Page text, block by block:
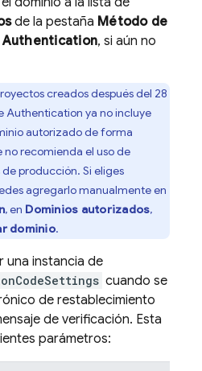
de la pestaña Método de
Authentication, si aún no
creados después del 28
Authentication ya no incluye
autorizado de forma
recomienda el uso de
producción. Si eliges
agregarlo manualmente en
, en Dominios autorizados,
dominio.
una instancia de
cuando se
de restablecimiento
de verificación. Esta
parámetros: